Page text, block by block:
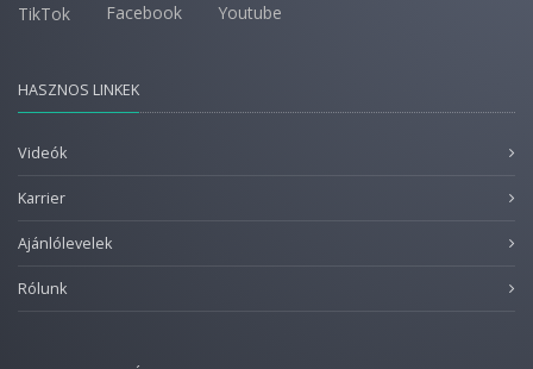
TikTok Facebook Youtube
HASZNOS LINKEK
Videók
Karrier
Ajánlólevelek
Rólunk